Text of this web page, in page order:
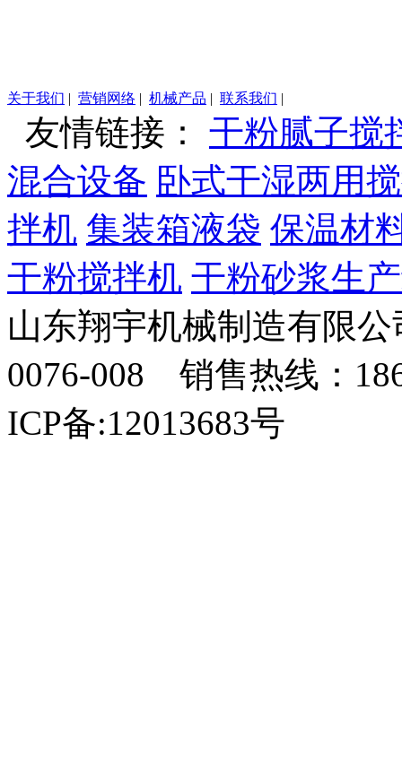
关于我们 | 营销网络 | 机械产品 | 联系我们 |
友情链接： 干粉腻子搅
混合设备 卧式干湿两用
拌机 集装箱液袋 保温材
干粉搅拌机 干粉砂浆生
山东翔宇机械制造有限
0076-008 销售热线：
ICP备:12013683号